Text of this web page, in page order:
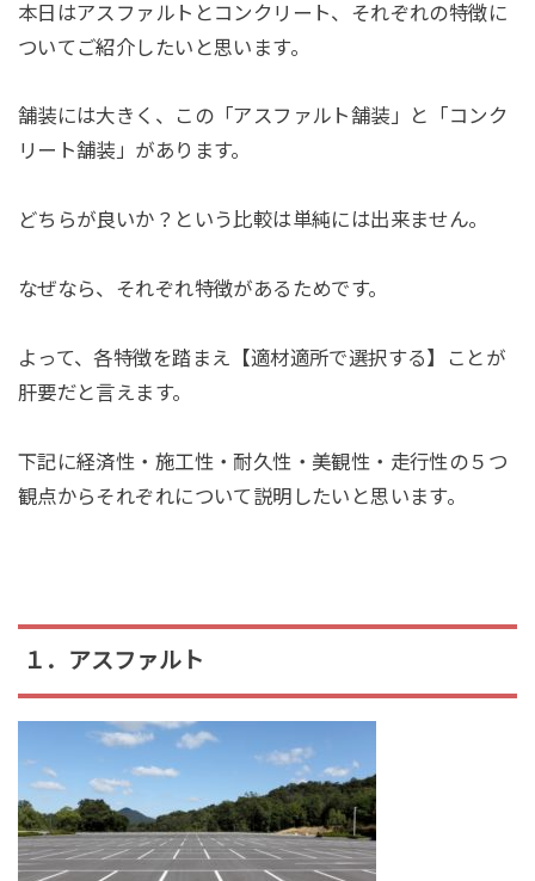
本日はアスファルトとコンクリート、それぞれの特徴に
ついてご紹介したいと思います。
舗装には大きく、この「アスファルト舗装」と「コンク
リート舗装」があります。
どちらが良いか？という比較は単純には出来ません。
なぜなら、それぞれ特徴があるためです。
よって、各特徴を踏まえ 【適材適所で選択する】
ことが
肝要だと言えます。
下記に経済性・施工性・耐久性・美観性・走行性の５つ
観点からそれぞれについて説明したいと思います。
１．アスファルト